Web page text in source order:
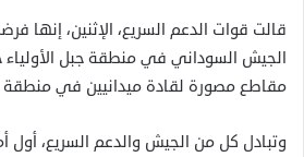
قالت قوات الدعم السريع، الإثنين، إنها
الجيش السوداني في منطقة جبل الأولياء
مقاطع مصورة لقادة ميدانيين في منطقة
وتبادل كل من الجيش والدعم السريع، أول